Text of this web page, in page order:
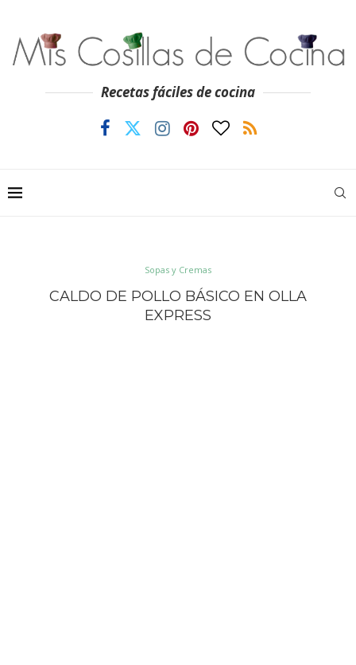
Recetas fáciles de cocina
Sopas y Cremas
CALDO DE POLLO BÁSICO EN OLLA
EXPRESS